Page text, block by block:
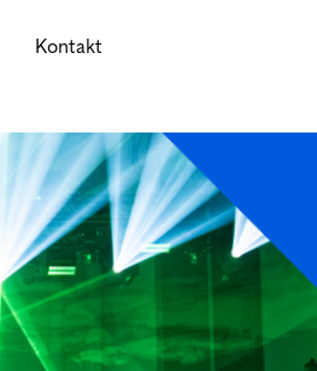
Kontakt